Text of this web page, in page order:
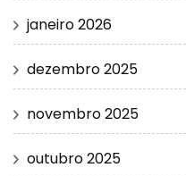
janeiro 2026
dezembro 2025
novembro 2025
outubro 2025